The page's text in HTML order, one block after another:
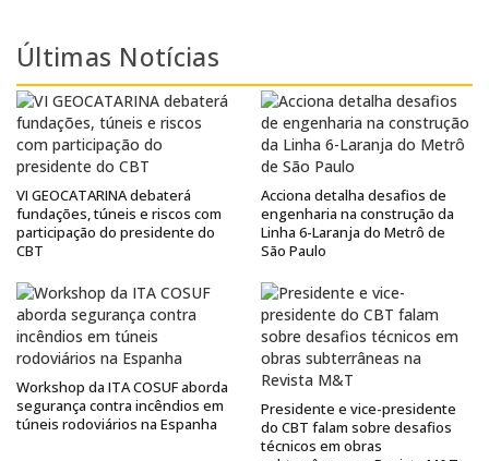
Últimas Notícias
VI GEOCATARINA debaterá
fundações, túneis e riscos com
participação do presidente do
CBT
Acciona detalha desafios de
engenharia na construção da
Linha 6-Laranja do Metrô de
São Paulo
Workshop da ITA COSUF aborda
segurança contra incêndios em
túneis rodoviários na Espanha
Presidente e vice-presidente
do CBT falam sobre desafios
técnicos em obras